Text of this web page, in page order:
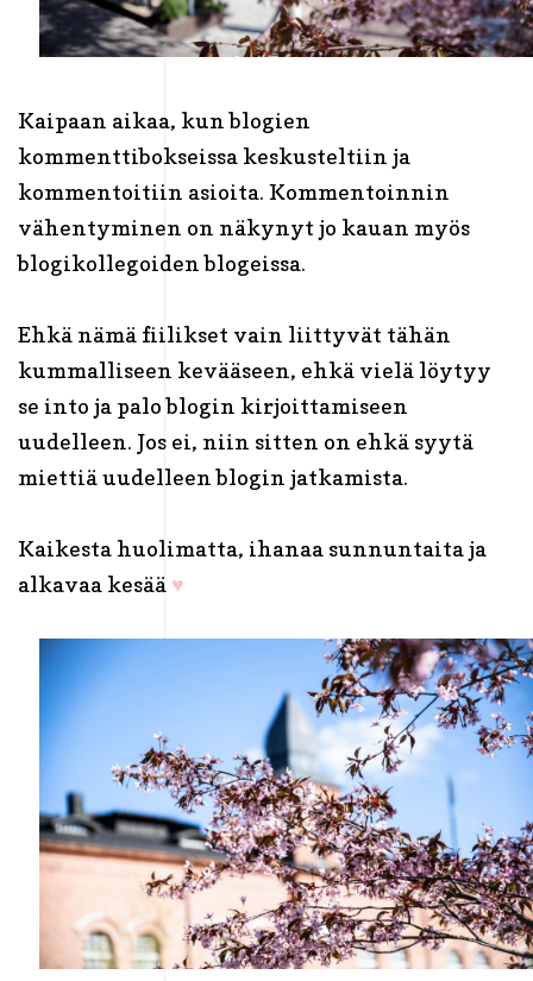
Kaipaan aikaa, kun blogien
kommenttibokseissa keskusteltiin ja
kommentoitiin asioita. Kommentoinnin
vähentyminen on näkynyt jo kauan myös
blogikollegoiden blogeissa.
Ehkä nämä fiilikset vain liittyvät tähän
kummalliseen kevääseen, ehkä vielä löytyy
se into ja palo blogin kirjoittamiseen
uudelleen. Jos ei, niin sitten on ehkä syytä
miettiä uudelleen blogin jatkamista.
Kaikesta huolimatta, ihanaa sunnuntaita ja
alkavaa kesää ♥